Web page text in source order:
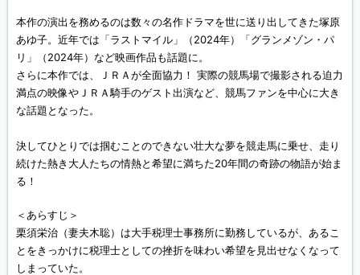
本作の演出を務めるのは数々の名作ドラマを世に送り出してきた塚原
あゆ子。近年では「ラストマイル」（2024年）「グランメゾン・パ
リ」（2024年）など映画作品も話題に。
さらに本作では、ＪＲＡが全面協力！ 実際の競馬場で撮影される迫力
満点の映像やＪＲＡ騎手のゲスト出演など、競馬ファンを中心に大き
な話題となった。
決してひとりでは掴むことのできない壮大な夢を競走馬に乗せ、走り
続けた熱き大人たちの情熱と希望に満ちた20年間の奇跡の物語が始ま
る！
＜あらすじ＞
栗須栄治（妻夫木聡）は大手税理士事務所に勤務しているが、あるこ
とをきっかけに税理士としての挫折を味わい希望を見出せなくなって
しまっていた。